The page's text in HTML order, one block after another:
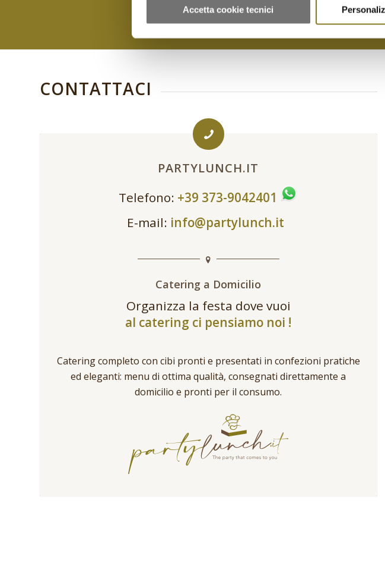
Accetta cookie tecnici Contattaci
CONTATTACI
PARTYLUNCH.IT
Telefono: +39 373-9042401
E-mail: info@partylunch.it
Catering a Domicilio
Organizza la festa dove vuoi
al catering ci pensiamo noi !
Catering completo con cibi pronti e presentati in confezioni pratiche
ed eleganti: menu di ottima qualità, consegnati direttamente a
domicilio e pronti per il consumo.